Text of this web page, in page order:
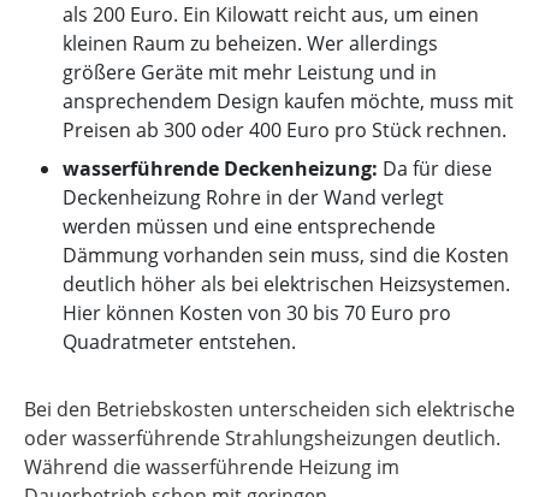
als 200 Euro. Ein Kilowatt reicht aus, um einen
kleinen Raum zu beheizen. Wer allerdings
größere Geräte mit mehr Leistung und in
ansprechendem Design kaufen möchte, muss mit
Preisen ab 300 oder 400 Euro pro Stück rechnen.
wasserführende Deckenheizung: Da für diese
Deckenheizung Rohre in der Wand verlegt
werden müssen und eine entsprechende
Dämmung vorhanden sein muss, sind die Kosten
deutlich höher als bei elektrischen Heizsystemen.
Hier können Kosten von 30 bis 70 Euro pro
Quadratmeter entstehen.
Bei den Betriebskosten unterscheiden sich elektrische
oder wasserführende Strahlungsheizungen deutlich.
Während die wasserführende Heizung im